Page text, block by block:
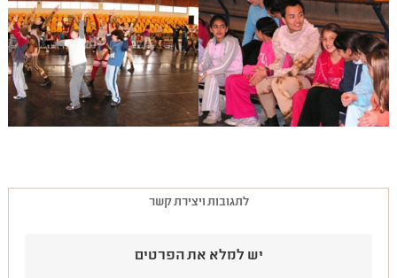
לתגובות ויצירת קשר
יש למלא את הפרטים